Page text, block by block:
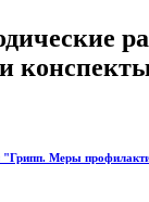
"Грипп. Меры